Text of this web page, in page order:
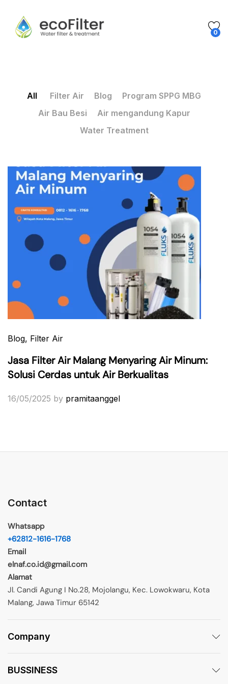
0
All Filter Air Blog
Program SPPG MBG
Air Bau Besi
Air mengandung Kapur
Water Treatment
Blog, Filter Air
Jasa Filter Air Malang Menyaring Air Minum:
Solusi Cerdas untuk Air Berkualitas
16/05/2025 by pramitaanggel
Contact
Whatsapp
+62812-1616-1768
Email
elnaf.co.id@gmail.com
Alamat
Jl. Candi Agung I No.28, Mojolangu, Kec. Lowokwaru, Kota
Malang, Jawa Timur 65142
Company
BUSSINESS